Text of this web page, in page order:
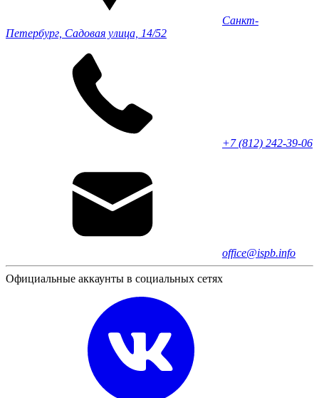
Санкт-
Петербург, Садовая улица, 14/52
+7 (812) 242-39-06
office@ispb.info
Официальные аккаунты в социальных сетях